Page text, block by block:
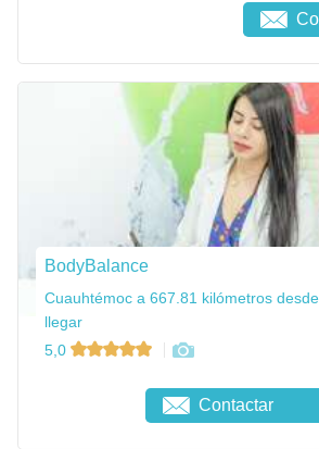
BodyBalance
Cuauhtémoc a 667.81 kilómetros
llegar
5,0
Contactar